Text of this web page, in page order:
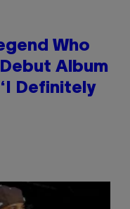
Who
Album
Definitely